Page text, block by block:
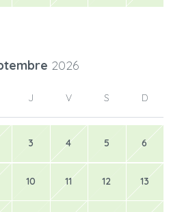
2026
J V S D
3 4 5 6
10 11 12 13